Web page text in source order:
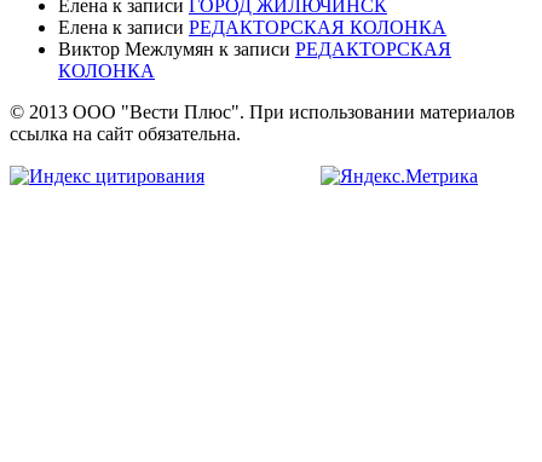
Елена к записи ГОРОД ЖИЛЮЧИНСК
Елена к записи РЕДАКТОРСКАЯ КОЛОНКА
Виктор Межлумян к записи РЕДАКТОРСКАЯ
КОЛОНКА
© 2013 ООО "Вести Плюс". При использовании материалов
ссылка на сайт обязательна.